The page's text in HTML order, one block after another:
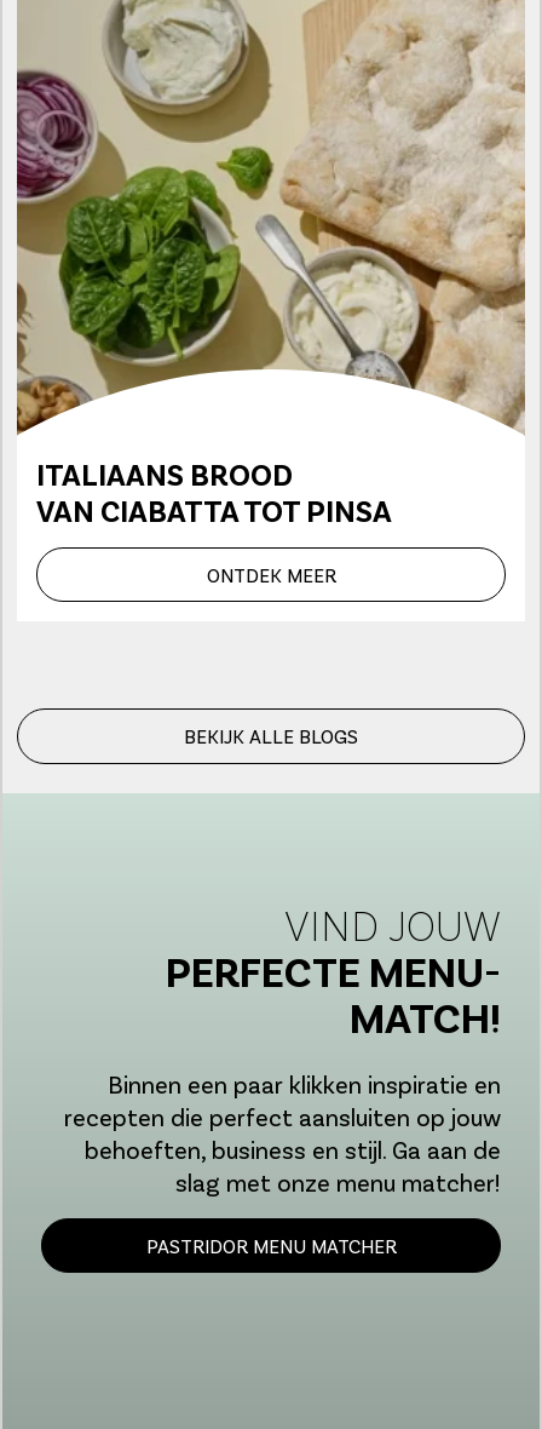
ITALIAANS BROOD
VAN CIABATTA TOT PINSA
ONTDEK MEER
BEKIJK ALLE BLOGS
VIND JOUW
PERFECTE MENU-
MATCH!
Binnen een paar klikken inspiratie en
recepten die perfect aansluiten op jouw
behoeften, business en stijl. Ga aan de
slag met onze menu matcher!
PASTRIDOR MENU MATCHER